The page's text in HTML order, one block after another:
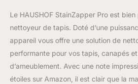
escaliers,
voiture,
Capacité
du
: 1500 ml,
réservoir
Le HAUSHOF StainZapper Pro est bien
nettoyeur de tapis. Doté d’une
appareil vous offre une solution de
performante pour vos tapis, canapés
d’ameublement. Avec une note
étoiles sur Amazon, il est clair que la